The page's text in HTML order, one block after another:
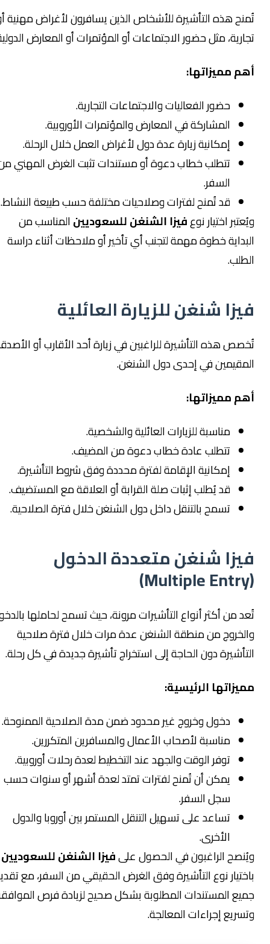
تُمنح هذه التأشيرة للأشخاص الذين يسافرون لأغراض مهنية أو
تجارية، مثل حضور الاجتماعات أو المؤتمرات أو المعارض الدولية.
أهم مميزاتها:
حضور الفعاليات والاجتماعات التجارية.
المشاركة في المعارض والمؤتمرات الأوروبية.
إمكانية زيارة عدة دول لأغراض العمل خلال الرحلة.
تتطلب خطاب دعوة أو مستندات تثبت الغرض المهني من
السفر.
قد تُمنح لفترات وصلاحيات مختلفة حسب طبيعة النشاط.
ويُعتبر اختيار نوعفيزا الشنغن للسعوديينالمناسب من
البداية خطوة مهمة لتجنب أي تأخير أو ملاحظات أثناء دراسة
الطلب.
فيزا شنغن للزيارة العائلية
تُخصص هذه التأشيرة للراغبين في زيارة أحد الأقارب أو الأصدقاء
المقيمين في إحدى دول الشنغن.
أهم مميزاتها:
مناسبة للزيارات العائلية والشخصية.
تتطلب عادة خطاب دعوة من المضيف.
إمكانية الإقامة لفترة محددة وفق شروط التأشيرة.
قد يُطلب إثبات صلة القرابة أو العلاقة مع المستضيف.
تسمح بالتنقل داخل دول الشنغن خلال فترة الصلاحية.
فيزا شنغن متعددة الدخول
تُعد من أكثر أنواع التأشيرات مرونة، حيث تسمح لحاملها بالدخول
والخروج من منطقة الشنغن عدة مرات خلال فترة صلاحية
التأشيرة دون الحاجة إلى استخراج تأشيرة جديدة في كل رحلة.
مميزاتها الرئيسية:
دخول وخروج غير محدود ضمن مدة الصلاحية الممنوحة.
مناسبة لأصحاب الأعمال والمسافرين المتكررين.
توفر الوقت والجهد عند التخطيط لعدة رحلات أوروبية.
يمكن أن تُمنح لفترات تمتد لعدة أشهر أو سنوات حسب
سجل السفر.
تساعد على تسهيل التنقل المستمر بين أوروبا والدول
الأخرى.
ويُنصح الراغبون في الحصول علىفيزا الشنغن للسعوديين
باختيار نوع التأشيرة وفق الغرض الحقيقي من السفر، مع تقديم
جميع المستندات المطلوبة بشكل صحيح لزيادة فرص الموافقة
وتسريع إجراءات المعالجة.